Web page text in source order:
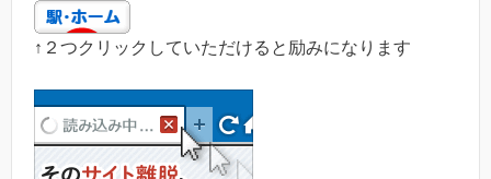
↑２つクリックしていただけると励みになります